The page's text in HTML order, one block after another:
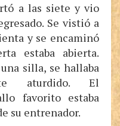
a las siete y vio
Se vistió a
y se encaminó
estaba abierta.
silla, se hallaba
aturdido. El
favorito estaba
su entrenador.